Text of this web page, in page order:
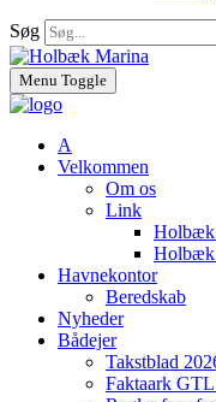
Søg
Menu Toggle
A
Velkommen
Om os
Link
Holbæk
Holbæk
Havnekontor
Beredskab
Nyheder
Bådejer
Takstblad
Faktaark GTL